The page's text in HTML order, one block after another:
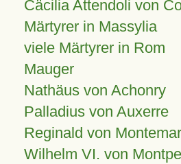
Cäcilia Attendoli von
Märtyrer in Massylia
viele Märtyrer in Rom
Mauger
Nathäus von Achonry
Palladius von Auxerre
Reginald von
Wilhelm VI. von